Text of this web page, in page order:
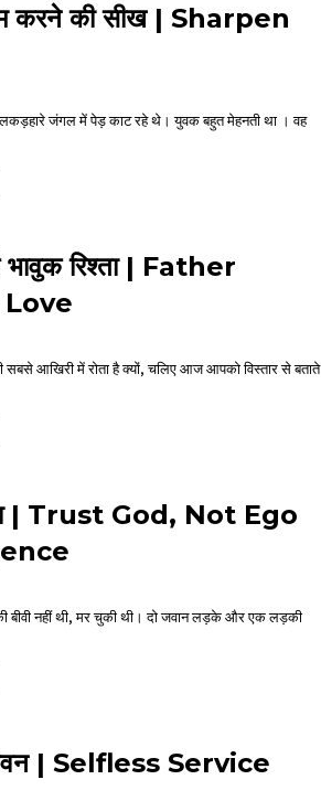
करने की सीख | Sharpen
जंगल में पेड़ काट रहे थे। युवक बहुत मेहनती था । वह
भावुक रिश्ता | Father
सबसे आखिरी में रोता है क्यों, चलिए आज आपको विस्तार से बताते
| Trust God, Not Ego
बीवी नहीं थी, मर चुकी थी। दो जवान लड़के और एक लड़की
| Selfless Service